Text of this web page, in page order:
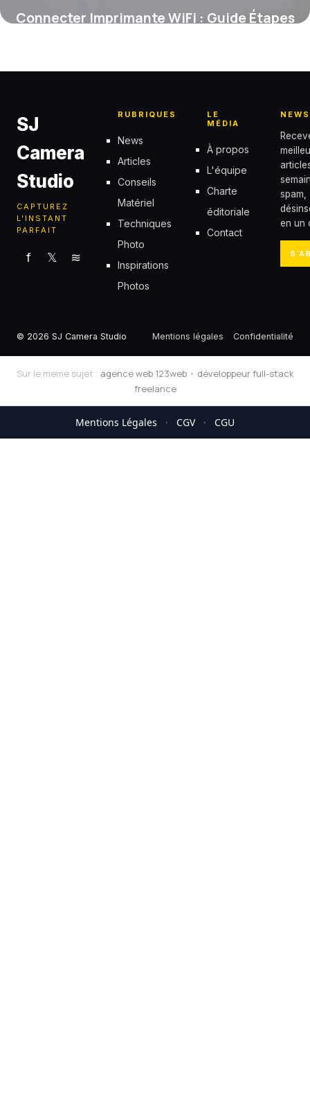
Connecter Imprimante WiFi : Guide Étapes
SJ
Camera
Studio
CAPTUREZ
L'INSTANT
PARFAIT
f 𝕏 ≋
RUBRIQUES
News
Articles
Conseils
Matériel
Techniques
Photo
Inspirations
Photos
LE
MÉDIA
À propos
L'équipe
Charte
éditoriale
Contact
spam,
en un
© 2026 SJ Camera Studio Mentions légales Confidentialité
Sur le meme sujet : agence web 123web• développeur full-stack
freelance
Mentions Légales · CGV · CGU